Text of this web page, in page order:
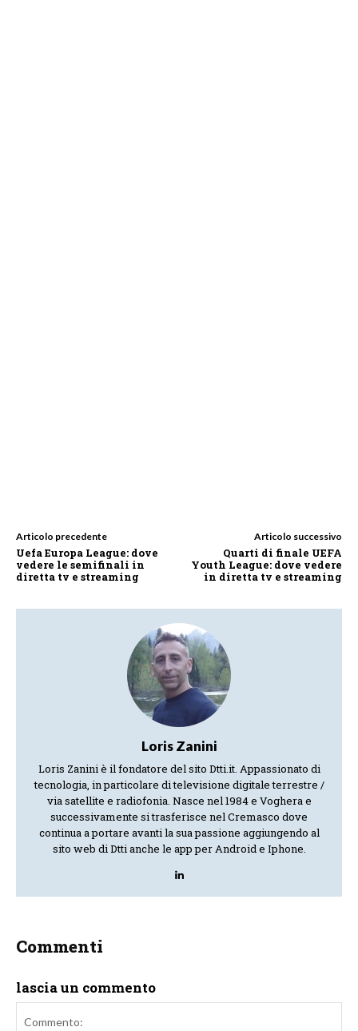
Articolo precedente
Uefa Europa League: dove
vedere le semifinali in
diretta tv e streaming
Articolo successivo
Quarti di finale UEFA
Youth League: dove vedere
in diretta tv e streaming
Loris Zanini
Loris Zanini è il fondatore del sito Dtti.it. Appassionato di
tecnologia, in particolare di televisione digitale terrestre /
via satellite e radiofonia. Nasce nel 1984 e Voghera e
successivamente si trasferisce nel Cremasco dove
continua a portare avanti la sua passione aggiungendo al
sito web di Dtti anche le app per Android e Iphone.
Commenti
lascia un commento